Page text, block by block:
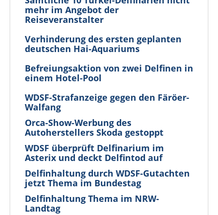
mehr im Angebot der
Reiseveranstalter
Verhinderung des ersten geplanten
deutschen Hai-Aquariums
Befreiungsaktion von zwei Delfinen in
einem Hotel-Pool
WDSF-Strafanzeige gegen den Färöer-
Walfang
Orca-Show-Werbung des
Autoherstellers Skoda gestoppt
WDSF überprüft Delfinarium im
Asterix und deckt Delfintod auf
Delfinhaltung durch WDSF-Gutachten
jetzt Thema im Bundestag
Delfinhaltung Thema im NRW-
Landtag